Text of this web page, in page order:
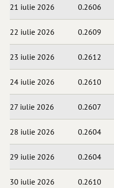
21 iulie 2026 0.2606
22 iulie 2026 0.2609
23 iulie 2026 0.2612
24 iulie 2026 0.2610
27 iulie 2026 0.2607
28 iulie 2026 0.2604
29 iulie 2026 0.2604
30 iulie 2026 0.2610